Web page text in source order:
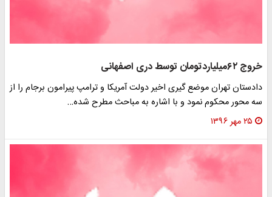
خروج ۶۲میلیاردتومان توسط دری اصفهانی
دادستان تهران موضع گیری اخیر دولت آمریکا و ترامپ پیرامون برجام را از
سه محور محکوم نمود و با اشاره به مباحث مطرح شده…
۲۵ مهر ۱۳۹۶